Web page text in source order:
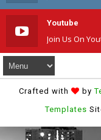
Youtube
Join Us On
Crafted with by
Templates